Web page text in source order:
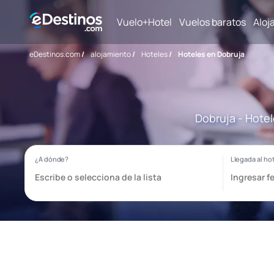
Vuelo+Hotel Vuelos baratos
eDestinos.com/ alojamiento/ Hoteles/ Hoteles en Dobruja
Dobruja -